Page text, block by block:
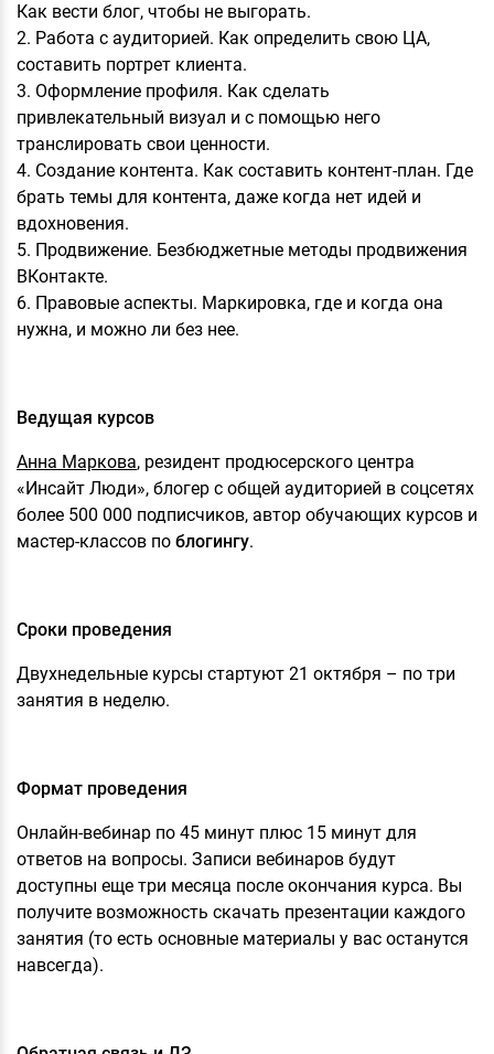
Как вести блог, чтобы не выгорать.
2. Работа с аудиторией. Как определить свою ЦА,
составить портрет клиента.
3. Оформление профиля. Как сделать
привлекательный визуал и с помощью него
транслировать свои ценности.
4. Создание контента. Как составить контент-план. Где
брать темы для контента, даже когда нет идей и
вдохновения.
5. Продвижение. Безбюджетные методы продвижения
ВКонтакте.
6. Правовые аспекты. Маркировка, где и когда она
нужна, и можно ли без нее.
Ведущая курсов
Анна Маркова, резидент продюсерского центра
«Инсайт Люди», блогер с общей аудиторией в соцсетях
более 500 000 подписчиков, автор обучающих курсов и
мастер-классов по блогингу.
Сроки проведения
Двухнедельные курсы стартуют 21 октября – по три
занятия в неделю.
Формат проведения
Онлайн-вебинар по 45 минут плюс 15 минут для
ответов на вопросы. Записи вебинаров будут
доступны еще три месяца после окончания курса. Вы
получите возможность скачать презентации каждого
занятия (то есть основные материалы у вас останутся
навсегда).